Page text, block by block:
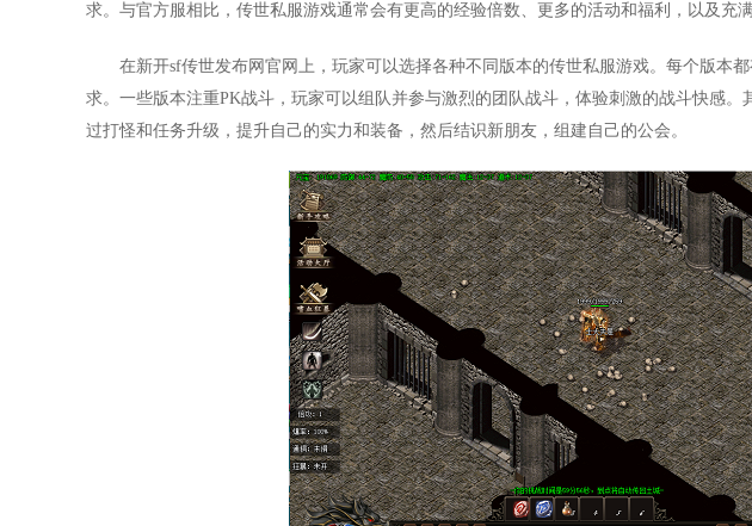
求。与官方服相比，传世私服游戏通常会有更高的经验倍数、更多的活动和福利，以及充
在新开sf传世发布网官网上，玩家可以选择各种不同版本的传世私服游戏。每个版本
求。一些版本注重PK战斗，玩家可以组队并参与激烈的团队战斗，体验刺激的战斗快感。
过打怪和任务升级，提升自己的实力和装备，然后结识新朋友，组建自己的公会。